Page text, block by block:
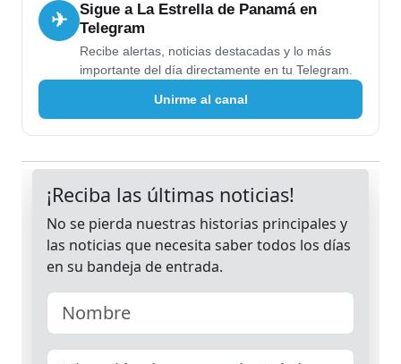
✈
Sigue a La Estrella de Panamá en
Telegram
Recibe alertas, noticias destacadas y lo más
importante del día directamente en tu Telegram.
Unirme al canal